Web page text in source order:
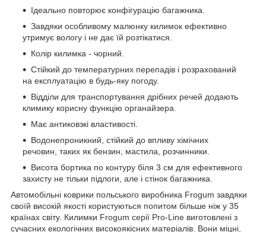
Ідеально повторює конфігурацію багажника.
Завдяки особливому малюнку килимок ефективно
утримує вологу і не дає їй розтікатися.
Колір килимка - чорний.
Стійкий до температурних перепадів і розрахований
на експлуатацію в будь-яку погоду.
Відділи для транспортування дрібних речей додають
климику корисну функцію органайзера.
Має антиковзкі властивості.
Водонепроникний, стійкий до впливу хімічних
речовин, таких як бензин, мастила, розчинники.
Висота бортика по контуру біля 3 см для ефективного
захисту не тільки підлоги, але і стінок багажника.
Автомобільні коврики польського виробника Frogum завдяки
своїй високій якості користуються попитом більше ніж у 35
країнах світу. Килимки Frogum серії Pro-Line виготовлені з
сучасних екологічних високоякісних матеріалів. Вони міцні,